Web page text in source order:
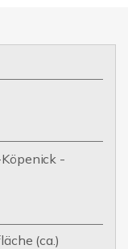
-
(ca.)